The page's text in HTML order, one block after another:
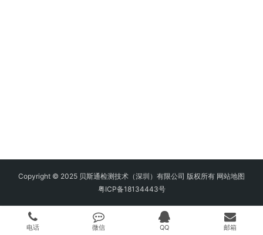
Copyright © 2025 贝斯通检测技术（深圳）有限公司 版权所有 网站地图
粤ICP备18134443号
电话 微信 QQ 邮箱